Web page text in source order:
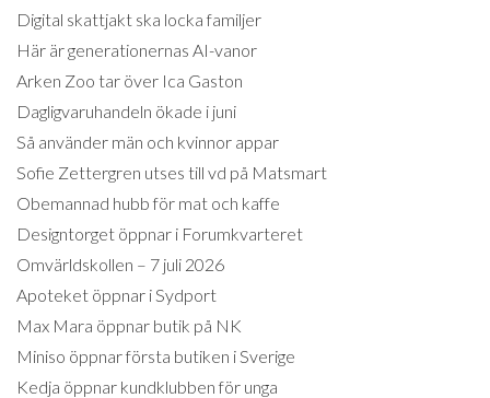
Digital skattjakt ska locka familjer
Här är generationernas AI-vanor
Arken Zoo tar över Ica Gaston
Dagligvaruhandeln ökade i juni
Så använder män och kvinnor appar
Sofie Zettergren utses till vd på Matsmart
Obemannad hubb för mat och kaffe
Designtorget öppnar i Forumkvarteret
Omvärldskollen – 7 juli 2026
Apoteket öppnar i Sydport
Max Mara öppnar butik på NK
Miniso öppnar första butiken i Sverige
Kedja öppnar kundklubben för unga